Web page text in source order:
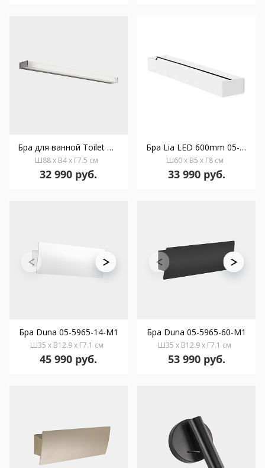
Бра для ванной Toilet Q 880mm 05-1508-21-M1
Ш88 x В4 x Г7.5 см
32 990 руб.
Бра Lia LED 600mm 05-2705-14-14
Ш60 x В5 x Г8 см
33 990 руб.
Бра Duna 05-5965-14-M1
Ш35 x В12.9 x Г7.1 см
45 990 руб.
Бра Duna 05-5965-60-M1
Ш35 x В12.9 x Г7.1 см
53 990 руб.